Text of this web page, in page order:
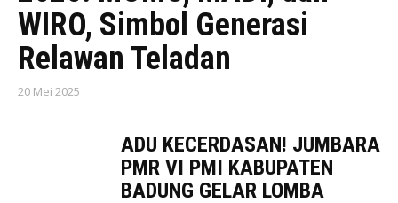
WIRO, Simbol Generasi
Relawan Teladan
20 Mei 2025
ADU KECERDASAN! JUMBARA
PMR VI PMI KABUPATEN
BADUNG GELAR LOMBA